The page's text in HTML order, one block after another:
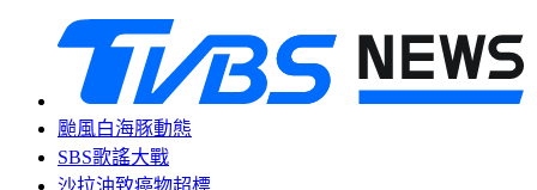
颱風白海豚動態
SBS歌謠大戰